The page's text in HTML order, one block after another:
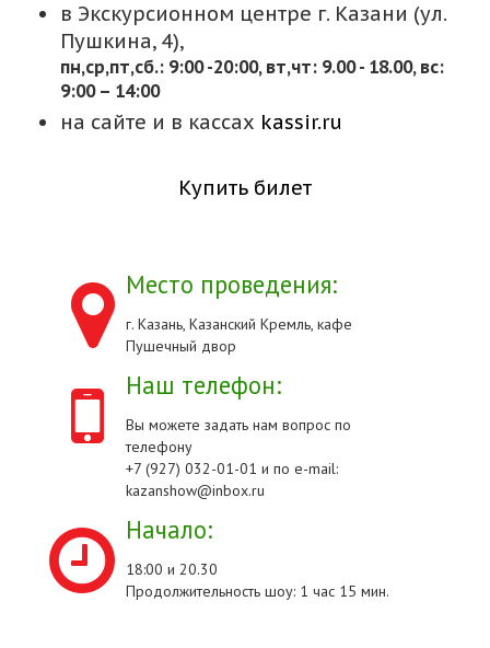
в Экскурсионном центре г. Казани (ул.
Пушкина, 4),
пн,cр,пт,сб.: 9:00 -20:00, вт,чт: 9.00 - 18.00, вс:
9:00 – 14:00
на сайте и в кассах kassir.ru
Купить билет
Место проведения:
г. Казань, Казанский Кремль, кафе
Пушечный двор
Наш телефон:
Вы можете задать нам вопрос по
телефону
+7 (927) 032-01-01 и по e-mail:
kazanshow@inbox.ru
Начало:
18:00 и 20.30
Продолжительность шоу: 1 час 15 мин.